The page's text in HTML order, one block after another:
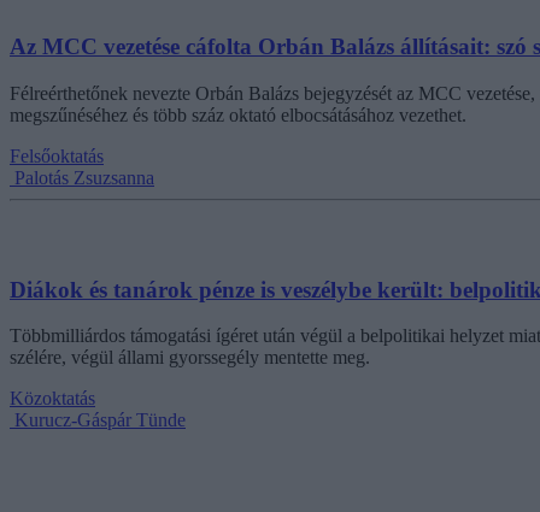
Az MCC vezetése cáfolta Orbán Balázs állításait: szó
Félreérthetőnek nevezte Orbán Balázs bejegyzését az MCC
megszűnéséhez és több száz oktató elbocsátásához vezethet.
Felsőoktatás
Palotás Zsuzsanna
Diákok és tanárok pénze is veszélybe került:
Többmilliárdos támogatási ígéret után végül a belpolitikai helyzet
szélére, végül állami gyorssegély mentette meg.
Közoktatás
Kurucz-Gáspár Tünde